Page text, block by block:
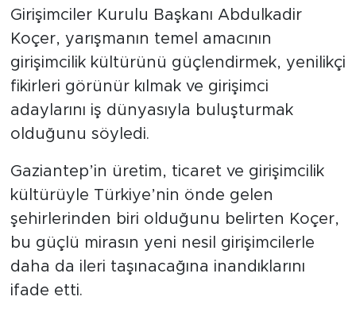
Girişimciler Kurulu Başkanı Abdulkadir
Koçer, yarışmanın temel amacının
girişimcilik kültürünü güçlendirmek, yenilikçi
fikirleri görünür kılmak ve girişimci
adaylarını iş dünyasıyla buluşturmak
olduğunu söyledi.
Gaziantep’in üretim, ticaret ve girişimcilik
kültürüyle Türkiye’nin önde gelen
şehirlerinden biri olduğunu belirten Koçer,
bu güçlü mirasın yeni nesil girişimcilerle
daha da ileri taşınacağına inandıklarını
ifade etti.